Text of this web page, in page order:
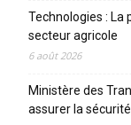
Technologies : La
secteur agricole
6 août 2026
Ministère des
assurer la